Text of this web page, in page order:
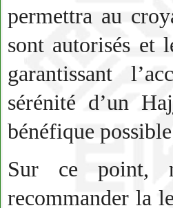
permettra au
sont autorisés et
garantissant
sérénité d’un
bénéfique
Sur ce point,
recommander la